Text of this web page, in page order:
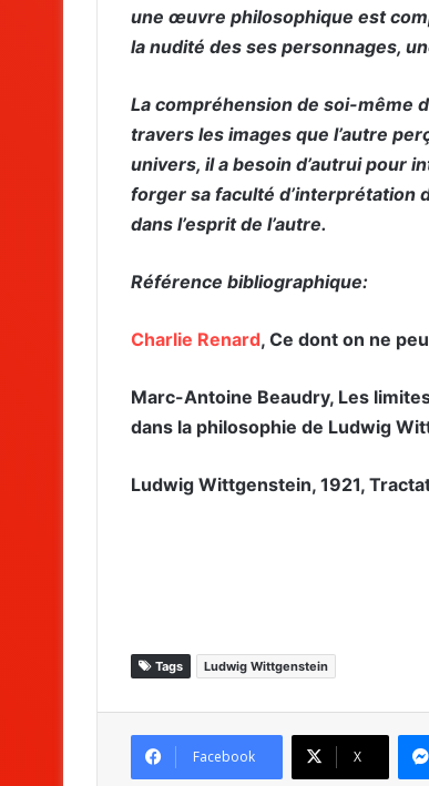
une œuvre philosophique est
la nudité des ses personnages,
La compréhension de soi-même
travers les images que l’autre
univers, il a besoin d’autrui pour
forger sa faculté d’interprétation
dans l’esprit de l’autre.
Référence bibliographique:
Charlie Renard, Ce dont on ne
Marc-Antoine Beaudry, Les
dans la philosophie de Ludwig
Ludwig Wittgenstein, 1921,
Tags Ludwig Wittgenstein
Facebook X